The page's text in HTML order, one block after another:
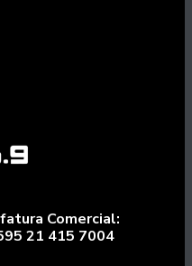
Comercial:
21 415 7004